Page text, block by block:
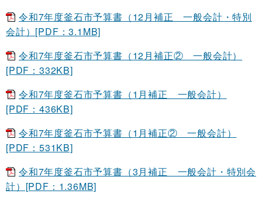
令和7年度釜石市予算書（12月補正 一般会計・特別
会計）[PDF：3.1MB]
令和7年度釜石市予算書（12月補正② 一般会計）
[PDF：332KB]
令和7年度釜石市予算書（1月補正 一般会計）
[PDF：436KB]
令和7年度釜石市予算書（1月補正② 一般会計）
[PDF：531KB]
令和7年度釜石市予算書（3月補正 一般会計・特別会
計）[PDF：1.36MB]